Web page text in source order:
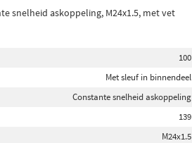
snelheid askoppeling, M24x1.5, met vet
100
Met sleuf in binnendeel
Constante snelheid askoppeling
139
M24x1.5